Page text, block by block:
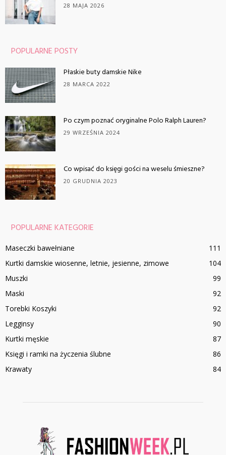
28 MAJA 2026
POPULARNE POSTY
Płaskie buty damskie Nike
28 MARCA 2022
Po czym poznać oryginalne Polo Ralph Lauren?
29 WRZEŚNIA 2024
Co wpisać do księgi gości na weselu śmieszne?
20 GRUDNIA 2023
POPULARNE KATEGORIE
Maseczki bawełniane
111
Kurtki damskie wiosenne, letnie, jesienne, zimowe
104
Muszki
99
Maski
92
Torebki Koszyki
92
Legginsy
90
Kurtki męskie
87
Księgi i ramki na życzenia ślubne
86
Krawaty
84